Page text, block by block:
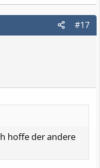
#17
hoffe der andere